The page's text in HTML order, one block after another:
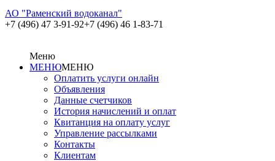
АО "Раменский водоканал"
+7 (496) 47 3-91-92+7 (496) 46 1-83-71
Меню
МЕНЮМЕНЮ
Оплатить услуги онлайн
Объявления
Данные счетчиков
История начислений и оплат
Квитанция на оплату услуг
Управление рассылками
Контакты
Клиентам